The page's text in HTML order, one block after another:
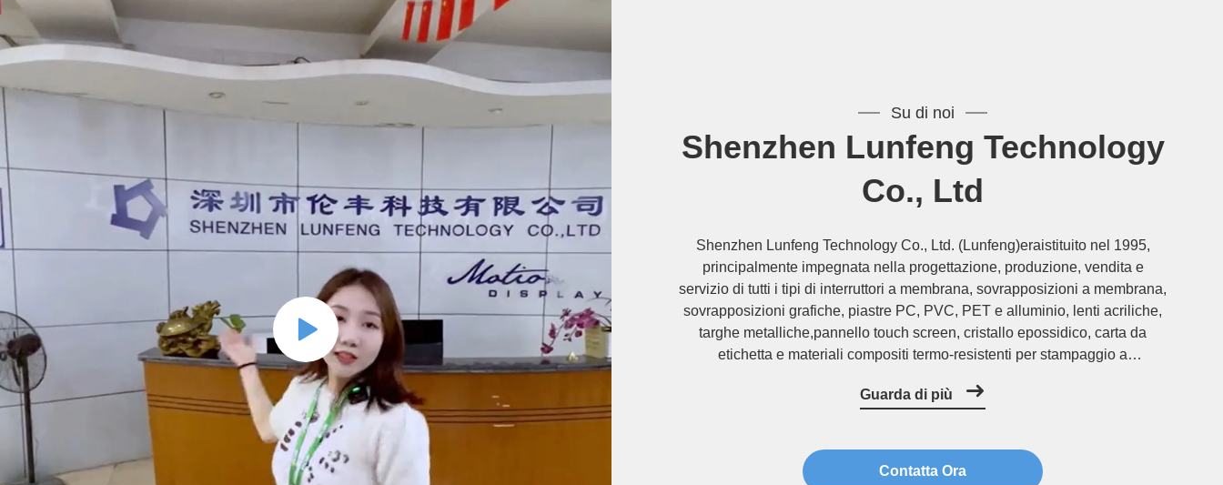
Su di noi
Shenzhen Lunfeng Technology
Co., Ltd
Shenzhen Lunfeng Technology Co., Ltd. (Lunfeng)eraistituito nel 1995,
principalmente impegnata nella progettazione, produzione, vendita e
servizio di tutti i tipi di interruttori a membrana, sovrapposizioni a membrana,
sovrapposizioni grafiche, piastre PC, PVC, PET e alluminio, lenti acriliche,
targhe metalliche,pannello touch screen, cristallo epossidico, carta da
etichetta e materiali compositi termo-resistenti per stampaggio a
Guarda di più
Contatta Ora